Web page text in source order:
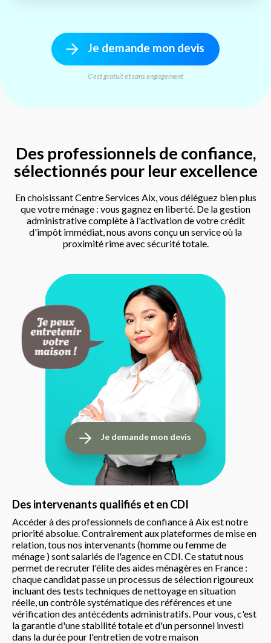
Je demande mon devis
C'est gratuit et sans engagement
Des professionnels de confiance,
sélectionnés pour leur excellence
En choisissant Centre Services Aix, vous déléguez bien plus
que votre ménage : vous gagnez en liberté. De la gestion
administrative complète à l'activation de votre crédit
d'impôt immédiat, nous avons conçu un service où la
proximité rime avec sécurité totale.
Je demande mon devis
Des intervenants qualifiés et en CDI
Accéder à des professionnels de confiance à Aix est notre
priorité absolue. Contrairement aux plateformes de mise en
relation, tous nos intervenants (homme ou femme de
ménage ) sont salariés de l'agence en CDI. Ce statut nous
permet de recruter l'élite des aides ménagères en France :
chaque candidat passe un processus de sélection rigoureux
incluant des tests techniques de nettoyage en situation
réelle, un contrôle systématique des références et une
vérification des antécédents administratifs. Pour vous, c'est
la garantie d'une stabilité totale et d'un personnel investi
dans la durée pour l'entretien de votre maison